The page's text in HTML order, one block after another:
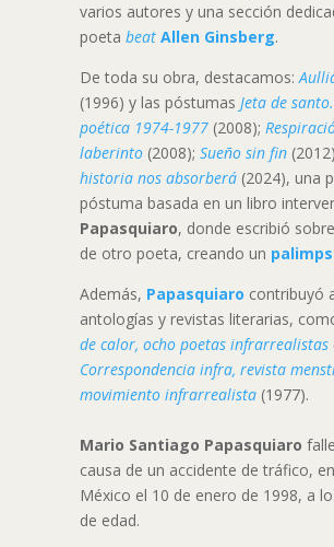
varios autores y una sección
poeta beat Allen Ginsberg.
De toda su obra, destacamos:
(1996) y las póstumas Jeta de
poética 1974-1977(2008);
laberinto(2008); Sueño sin fin
historia nos absorberá(2024), una
póstuma basada en un libro
Papasquiaro, donde escribió
de otro poeta, creando un
Además, Papasquiaro contribuyó
antologías y revistas literarias,
de calor, ocho poetas infrarrealistas
Correspondencia infra, revista
movimiento infrarrealista(1977).
Mario Santiago Papasquiaro
causa de un accidente de tráfico,
México el 10 de enero de 1998, a
de edad.